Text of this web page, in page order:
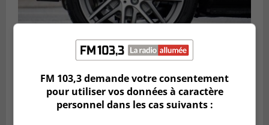
Publié le 6 août 2026 à 11h58
Des jeunes ciblent la Montérégie pour
le Défi écrou de roue
FM 103,3 demande votre consentement
pour utiliser vos données à caractère
personnel dans les cas suivants :